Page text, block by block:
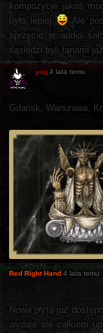
kompozycje jakoś
było lepiej
Ale
sprzęcie w audio
sąsiedzi byli fanami
yog 4 lata temu
Gdańsk, Warszawa,
Red Right Hand 4 lata temu
Nowa płyta już
wydaje się całkiem